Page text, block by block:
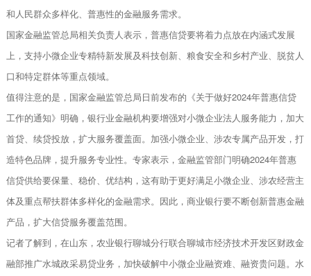
和人民群众多样化、普惠性的金融服务需求。
国家金融监管总局相关负责人表示，普惠信贷要将着力点放在内涵式发展
上，支持小微企业专精特新发展及科技创新、粮食安全和乡村产业、脱贫人
口和特定群体等重点领域。
值得注意的是，国家金融监管总局日前发布的《关于做好2024年普惠信贷
工作的通知》明确，银行业金融机构要增强对小微企业法人服务能力，加大
首贷、续贷投放，扩大服务覆盖面。加强小微企业、涉农专属产品开发，打
造特色品牌，提升服务专业性。专家表示，金融监管部门明确2024年普惠
信贷供给要保量、稳价、优结构，这有助于更好满足小微企业、涉农经营主
体及重点帮扶群体多样化的金融需求。因此，商业银行要不断创新普惠金融
产品，扩大信贷服务覆盖范围。
记者了解到，在山东，农业银行聊城分行联合聊城市经济技术开发区财政金
融部推广水城政采易贷业务，加快破解中小微企业融资难、融资贵问题。水